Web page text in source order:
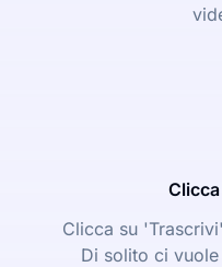
Clicca su
Di solito ci